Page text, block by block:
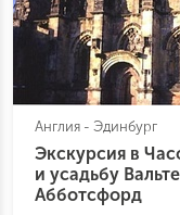
Англия - Эдинбург
Экскурсия в
и усадьбу
Абботсфорд